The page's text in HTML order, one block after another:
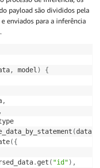
payload são divididos pela
enviados para a inferência
, model )
{
,
,
(data
({
. get ( "id") ,